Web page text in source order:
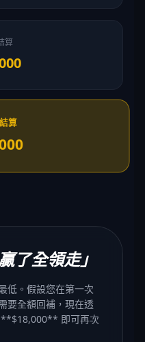
算
算
了全領走」
低。假設您在第一次
要全額回補，現在透
**$18,000** 即可再次